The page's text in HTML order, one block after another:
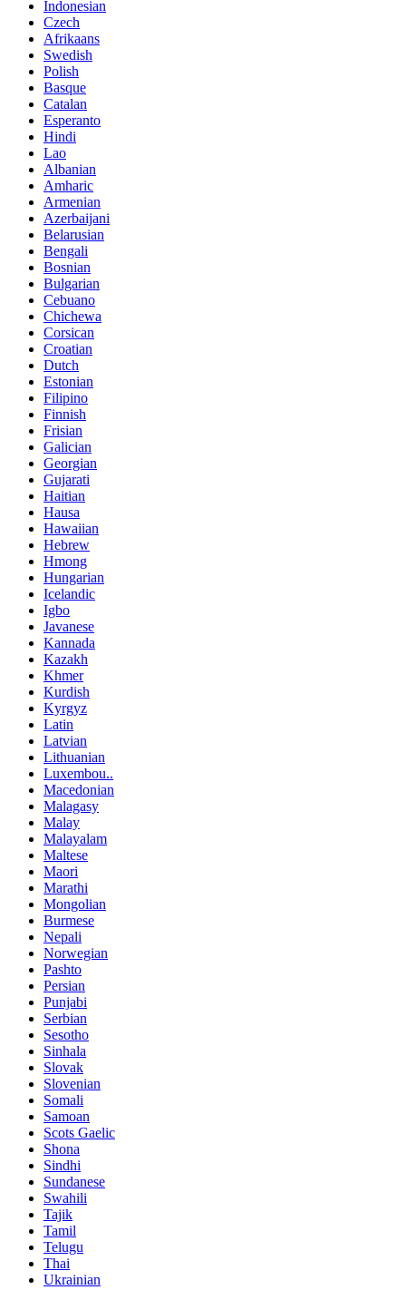
Indonesian
Czech
Afrikaans
Swedish
Polish
Basque
Catalan
Esperanto
Hindi
Lao
Albanian
Amharic
Armenian
Azerbaijani
Belarusian
Bengali
Bosnian
Bulgarian
Cebuano
Chichewa
Corsican
Croatian
Dutch
Estonian
Filipino
Finnish
Frisian
Galician
Georgian
Gujarati
Haitian
Hausa
Hawaiian
Hebrew
Hmong
Hungarian
Icelandic
Igbo
Javanese
Kannada
Kazakh
Khmer
Kurdish
Kyrgyz
Latin
Latvian
Lithuanian
Luxembou..
Macedonian
Malagasy
Malay
Malayalam
Maltese
Maori
Marathi
Mongolian
Burmese
Nepali
Norwegian
Pashto
Persian
Punjabi
Serbian
Sesotho
Sinhala
Slovak
Slovenian
Somali
Samoan
Scots Gaelic
Shona
Sindhi
Sundanese
Swahili
Tajik
Tamil
Telugu
Thai
Ukrainian